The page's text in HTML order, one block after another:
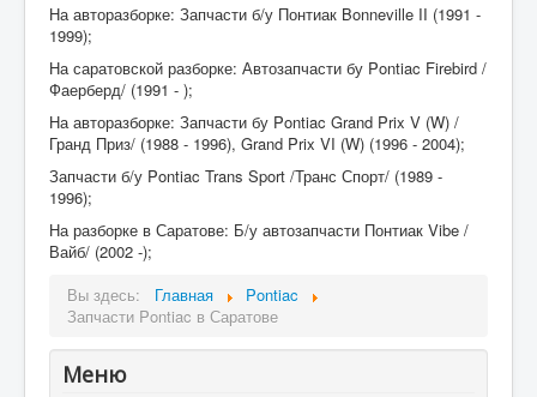
На авторазборке: Запчасти б/у Понтиак Bonneville II (1991 -
1999);
На саратовской разборке: Автозапчасти бу Pontiac Firebird /
Фаерберд/ (1991 - );
На авторазборке: Запчасти бу Pontiac Grand Prix V (W) /
Гранд Приз/ (1988 - 1996), Grand Prix VI (W) (1996 - 2004);
Запчасти б/у Pontiac Trans Sport /Транс Спорт/ (1989 -
1996);
На разборке в Саратове: Б/у автозапчасти Понтиак Vibe /
Вайб/ (2002 -);
Вы здесь:
Главная
Pontiac
Запчасти Pontiac в Саратове
Меню